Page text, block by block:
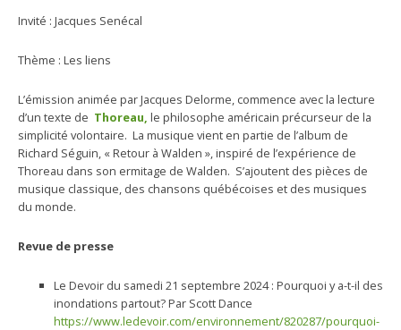
Invité : Jacques Senécal
Thème : Les liens
L’émission animée par Jacques Delorme, commence avec la lecture
d’un texte de Thoreau, le philosophe américain précurseur de la
simplicité volontaire. La musique vient en partie de l’album de
Richard Séguin, « Retour à Walden », inspiré de l’expérience de
Thoreau dans son ermitage de Walden. S’ajoutent des pièces de
musique classique, des chansons québécoises et des musiques
du monde.
Revue de presse
Le Devoir du samedi 21 septembre 2024 : Pourquoi y a-t-il des
inondations partout? Par Scott Dance
https://www.ledevoir.com/environnement/820287/pourquoi-